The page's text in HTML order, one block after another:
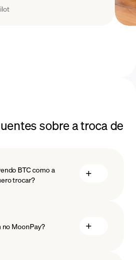
sobre a troca de
BTC como a
trocar?
MoonPay?